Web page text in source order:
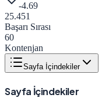
-4.69
25.451
Başarı Sırası
60
Kontenjan
Sayfa İçindekiler
Sayfa İçindekiler